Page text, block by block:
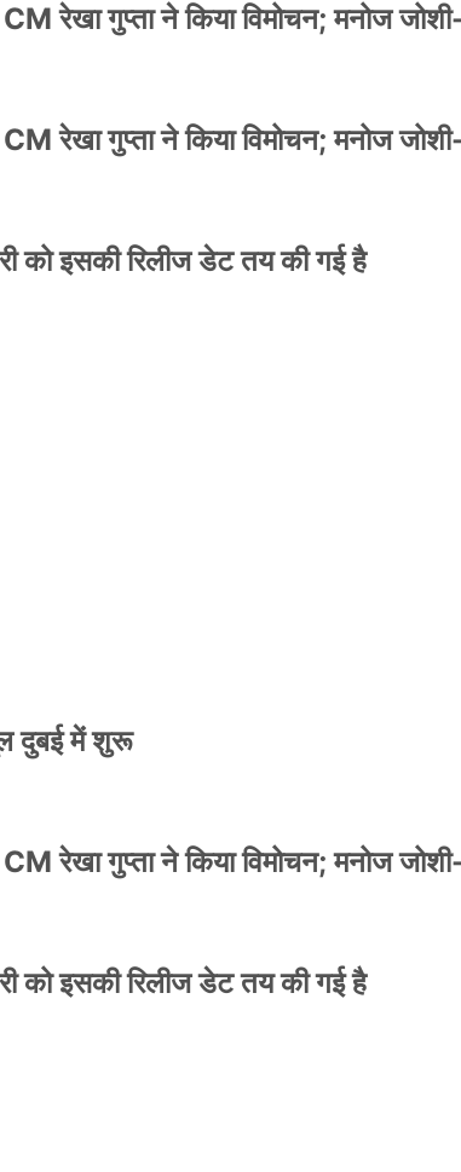
CM रेखा गुप्ता ने किया विमोचन; मनोज
CM रेखा गुप्ता ने किया विमोचन; मनोज
को इसकी रिलीज डेट तय की गई है
से मारने की
दुबई में शुरू
CM रेखा गुप्ता ने किया विमोचन; मनोज
को इसकी रिलीज डेट तय की गई है